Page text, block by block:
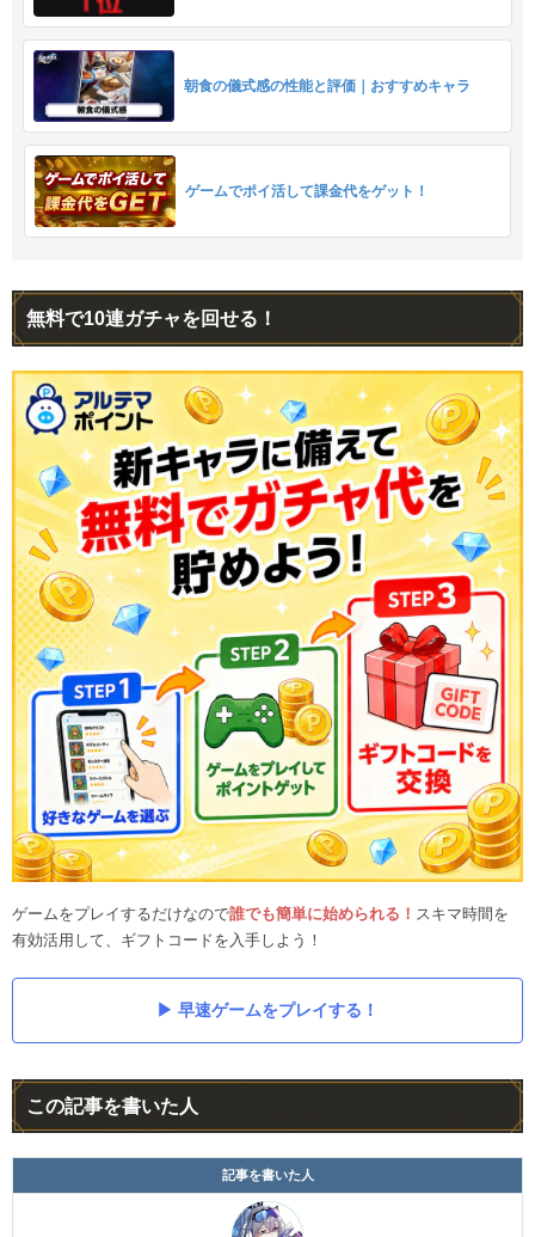
朝食の儀式感の性能と評価｜おすすめキャラ
ゲームでポイ活して課金代をゲット！
無料で10連ガチャを回せる！
ゲームをプレイするだけなので誰でも簡単に始められる！ スキマ時間を
有効活用して、ギフトコードを入手しよう！
早速ゲームをプレイする！
この記事を書いた人
記事を書いた人